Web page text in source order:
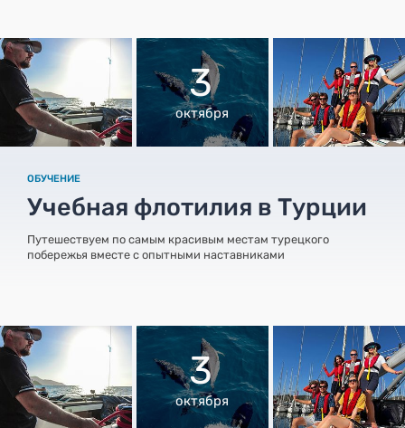
3
октября
ОБУЧЕНИЕ
Учебная флотилия в Турции
Путешествуем по самым красивым местам турецкого
побережья вместе с опытными наставниками
3
октября